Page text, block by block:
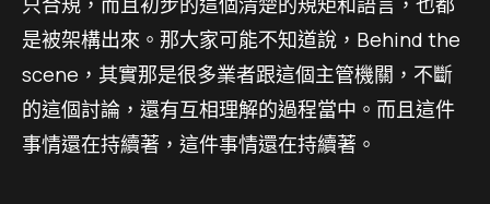
是被架構出來。那大家可能不知道說，Behind the
scene，其實那是很多業者跟這個主管機關，不斷
的這個討論，還有互相理解的過程當中。而且這件
事情還在持續著，這件事情還在持續著。